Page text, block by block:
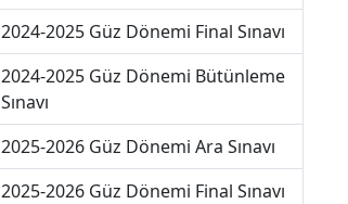
2024-2025 Güz Dönemi Final Sınavı
2024-2025 Güz Dönemi Bütünleme
Sınavı
2025-2026 Güz Dönemi Ara Sınavı
2025-2026 Güz Dönemi Final Sınavı